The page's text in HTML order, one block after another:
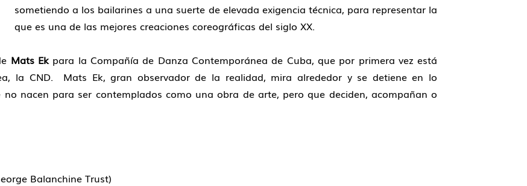
sometiendo a los bailarines a una suerte de elevada exigencia técnica, para representar la
que es una de las mejores creaciones coreográficas del siglo XX.
Mats Ek para la Compañía de Danza Contemporánea de Cuba, que por primera vez está
la CND. Mats Ek, gran observador de la realidad, mira alrededor y se detiene en lo
nacen para ser contemplados como una obra de arte, pero que deciden, acompañan o
Balanchine Trust)